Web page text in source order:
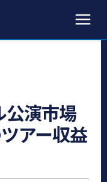
公演市場
アー収益